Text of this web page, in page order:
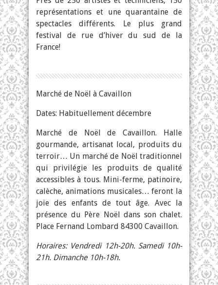
représentations et une quarantaine de
spectacles différents. Le plus grand
festival de rue d’hiver du sud de la
France!
Marché de Noël à Cavaillon
Dates: Habituellement décembre
Marché de Noël de Cavaillon. Halle
gourmande, artisanat local, produits du
terroir… Un marché de Noël traditionnel
qui privilégie les produits de qualité
accessibles à tous. Mini-ferme, patinoire,
calèche, animations musicales… feront la
joie des enfants de tout âge. Avec la
présence du Père Noël dans son chalet.
Place Fernand Lombard 84300 Cavaillon.
Horaires: Vendredi 12h-20h. Samedi 10h-
21h. Dimanche 10h-18h.